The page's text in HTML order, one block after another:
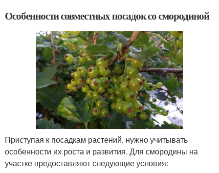
Особенности совместных посадок со смородиной
Приступая к посадкам растений, нужно учитывать
особенности их роста и развития. Для смородины на
участке предоставляют следующие условия: